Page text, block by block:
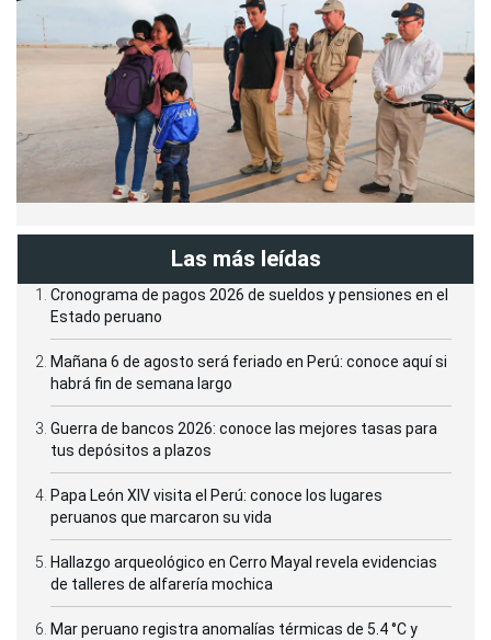
Las más leídas
Cronograma de pagos 2026 de sueldos y pensiones en el
Estado peruano
Mañana 6 de agosto será feriado en Perú: conoce aquí si
habrá fin de semana largo
Guerra de bancos 2026: conoce las mejores tasas para
tus depósitos a plazos
Papa León XIV visita el Perú: conoce los lugares
peruanos que marcaron su vida
Hallazgo arqueológico en Cerro Mayal revela evidencias
de talleres de alfarería mochica
Mar peruano registra anomalías térmicas de 5.4 °C y